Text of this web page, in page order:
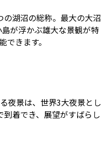
湖沼の総称。最大の大沼
が浮かぶ雄大な景観が特
きます。
夜景は、世界3大夜景とし
着でき、展望がすばらし